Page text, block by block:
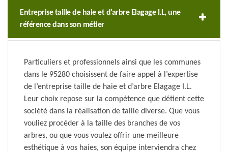
Entreprise taille de haie et d’arbre Elagage I.L, une
référence dans son métier
Particuliers et professionnels ainsi que les communes
dans le 95280 choisissent de faire appel à l’expertise
de l’entreprise taille de haie et d’arbre Elagage I.L.
Leur choix repose sur la compétence que détient cette
société dans la réalisation de taille diverse. Que vous
vouliez procéder à la taille des branches de vos
arbres, ou que vous voulez offrir une meilleure
esthétique à vos haies, son équipe interviendra chez